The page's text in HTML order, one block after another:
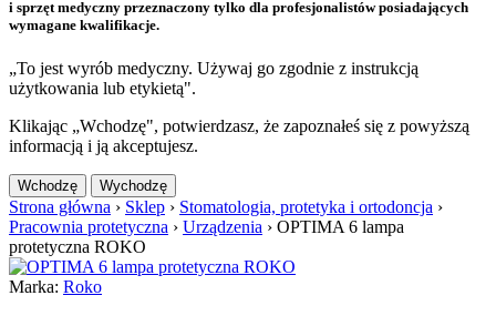
i sprzęt medyczny przeznaczony tylko dla profesjonalistów posiadających
wymagane kwalifikacje.
„To jest wyrób medyczny. Używaj go zgodnie z instrukcją
użytkowania lub etykietą".
Klikając „Wchodzę", potwierdzasz, że zapoznałeś się z powyższą
informacją i ją akceptujesz.
Wchodzę Wychodzę
Strona główna › Sklep › Stomatologia, protetyka i ortodoncja ›
Pracownia protetyczna › Urządzenia › OPTIMA 6 lampa
protetyczna ROKO
Marka: Roko